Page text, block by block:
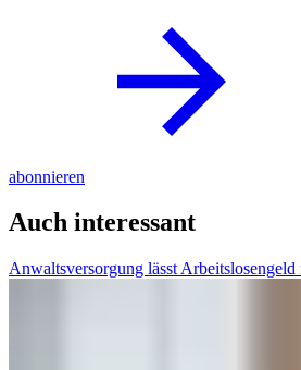
abonnieren
Auch interessant
Anwaltsversorgung lässt Arbeitslosengeld